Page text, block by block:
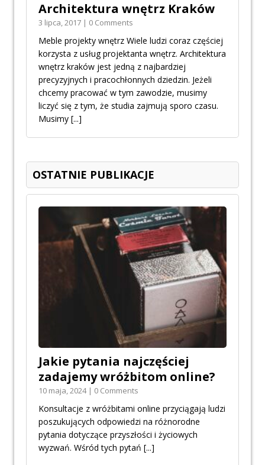
Architektura wnętrz Kraków
3 lipca, 2017 | 0 Comments
Meble projekty wnętrz Wiele ludzi coraz częściej
korzysta z usług projektanta wnętrz. Architektura
wnętrz kraków jest jedną z najbardziej
precyzyjnych i pracochłonnych dziedzin. Jeżeli
chcemy pracować w tym zawodzie, musimy
liczyć się z tym, że studia zajmują sporo czasu.
Musimy [...]
OSTATNIE PUBLIKACJE
Jakie pytania najczęściej
zadajemy wróżbitom online?
10 maja, 2024 | 0 Comments
Konsultacje z wróżbitami online przyciągają ludzi
poszukujących odpowiedzi na różnorodne
pytania dotyczące przyszłości i życiowych
wyzwań. Wśród tych pytań [...]